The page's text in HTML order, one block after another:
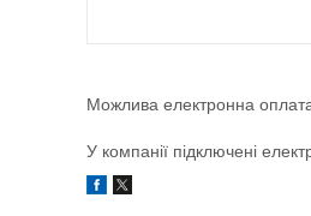
У компанії підключені